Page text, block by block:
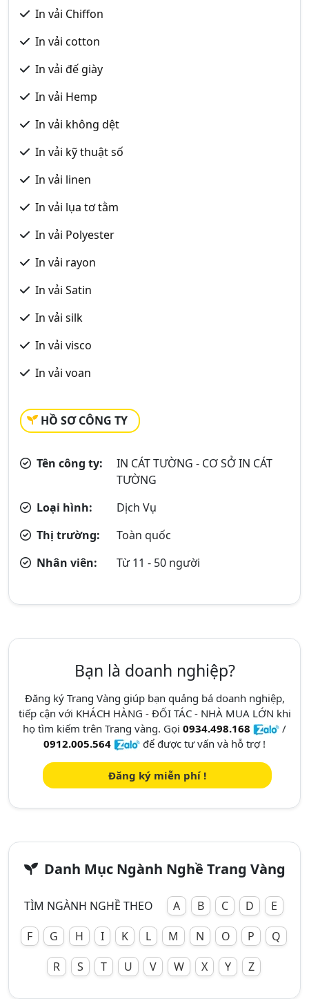
In vải Chiffon
In vải cotton
In vải đế giày
In vải Hemp
In vải không dệt
In vải kỹ thuật số
In vải linen
In vải lụa tơ tằm
In vải Polyester
In vải rayon
In vải Satin
In vải silk
In vải visco
In vải voan
HỒ SƠ CÔNG TY
Tên công ty:
IN CÁT TƯỜNG - CƠ SỞ IN CÁT
TƯỜNG
Loại hình:
Dịch Vụ
Thị trường:
Toàn quốc
Nhân viên:
Từ 11 - 50 người
Bạn là doanh nghiệp?
Đăng ký Trang Vàng giúp bạn quảng bá doanh nghiệp,
tiếp cận với KHÁCH HÀNG - ĐỐI TÁC - NHÀ MUA LỚN khi
họ tìm kiếm trên Trang vàng. Gọi 0934.498.168
/
0912.005.564
để được tư vấn và hỗ trợ !
Đăng ký miễn phí !
Danh Mục Ngành Nghề Trang Vàng
TÌM NGÀNH NGHỀ THEO A B C D
E
F
G H I K L M N O P
Q
R
S T U V W X Y Z